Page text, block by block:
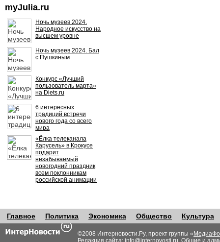
myJulia.ru
Ночь музеев 2024.
Народное искусство на
высшем уровне
Ночь музеев 2024. Бал
с Пушкиным
Конкурс «Лучший
пользователь марта»
на Diets.ru
6 интересных
традиций встречи
нового года со всего
мира
«Ёлка телеканала
Карусель» в Крокусе
подарит
незабываемый
новогодний праздник
всем поклонникам
российской анимации
Главное Политика Экономика Общество Культура
©2008 Интерновости.Ру, проект группы «
Редакция сайта: info@internovosti.ru. Общие и